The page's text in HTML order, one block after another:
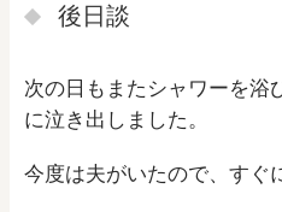
後日談
次の日もまたシャワーを浴
に泣き出しました。
今度は夫がいたので、すぐ